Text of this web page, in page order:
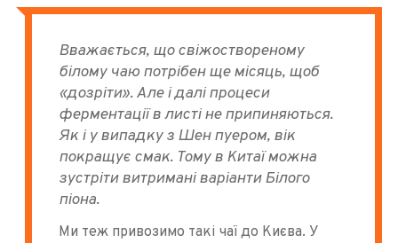
Вважається, що свіжоствореному
білому чаю потрібен ще місяць, щоб
«дозріти». Але і далі процеси
ферментації в листі не припиняються.
Як і у випадку з Шен пуером, вік
покращує смак. Тому в Китаї можна
зустріти витримані варіанти Білого
піона.
Ми теж привозимо такі чаї до Києва. У